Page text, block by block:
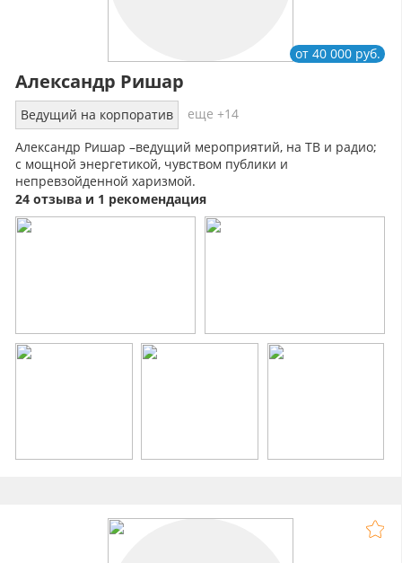
Александр Ришар
от 40 000 руб.
Ведущий на корпоратив
еще +14
Александр Ришар –ведущий мероприятий, на ТВ и радио;
с мощной энергетикой, чувством публики и
непревзойденной харизмой.
https://vk.com/alexandr_rishar
24 отзыва и 1 рекомендация